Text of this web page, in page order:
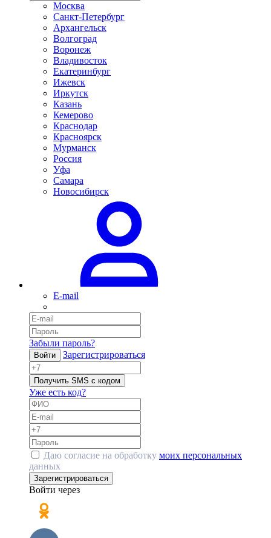
Москва
Санкт-Петербург
Архангельск
Волгоград
Воронеж
Владивосток
Екатеринбург
Ижевск
Иркутск
Казань
Кемерово
Краснодар
Красноярск
Мурманск
Россия
Уфа
Самара
Новосибирск
E-mail
Забыли пароль?
Войти Зарегистрироваться
Получить SMS с кодом
Уже есть код?
Даю согласие на обработку моих персональных
данных
Зарегистрироваться
Войти через